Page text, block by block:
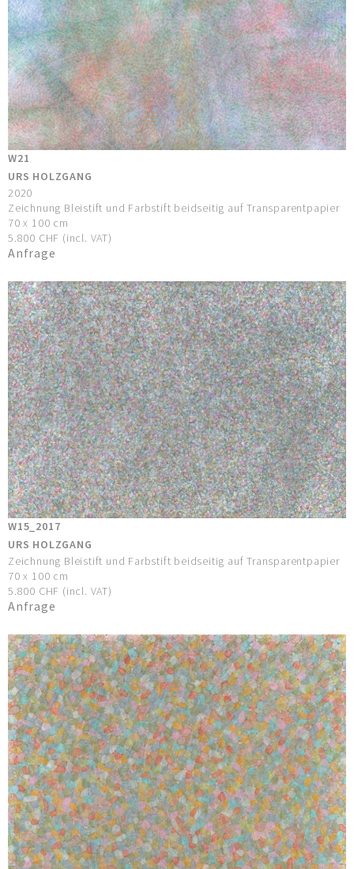
W21
URS HOLZGANG
2020
Zeichnung Bleistift und Farbstift beidseitig auf Transparentpapier
70 x 100 cm
5.800 CHF (incl. VAT)
Anfrage
W15_2017
URS HOLZGANG
Zeichnung Bleistift und Farbstift beidseitig auf Transparentpapier
70 x 100 cm
5.800 CHF (incl. VAT)
Anfrage